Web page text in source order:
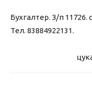
Бухгалтер. З/п 11726.
Тел. 83884922131.